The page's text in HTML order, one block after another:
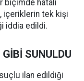
biçimde hatalı
içeriklerin tek kişi
iddia edildi.
SUNULDU
ilan edildiği